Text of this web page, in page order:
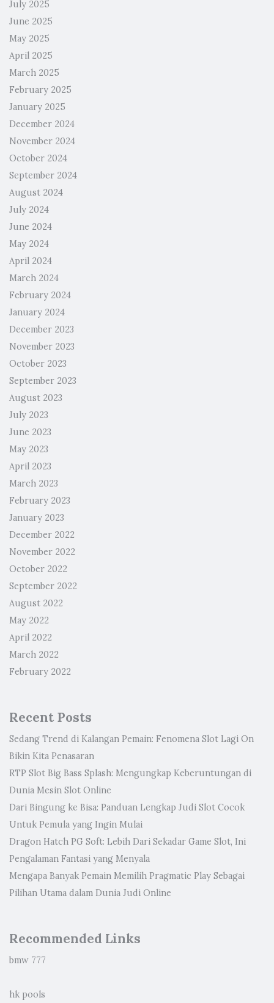
July 2025
June 2025
May 2025
April 2025
March 2025
February 2025
January 2025
December 2024
November 2024
October 2024
September 2024
August 2024
July 2024
June 2024
May 2024
April 2024
March 2024
February 2024
January 2024
December 2023
November 2023
October 2023
September 2023
August 2023
July 2023
June 2023
May 2023
April 2023
March 2023
February 2023
January 2023
December 2022
November 2022
October 2022
September 2022
August 2022
May 2022
April 2022
March 2022
February 2022
Recent Posts
Sedang Trend di Kalangan Pemain: Fenomena Slot Lagi On
Bikin Kita Penasaran
RTP Slot Big Bass Splash: Mengungkap Keberuntungan di
Dunia Mesin Slot Online
Dari Bingung ke Bisa: Panduan Lengkap Judi Slot Cocok
Untuk Pemula yang Ingin Mulai
Dragon Hatch PG Soft: Lebih Dari Sekadar Game Slot, Ini
Pengalaman Fantasi yang Menyala
Mengapa Banyak Pemain Memilih Pragmatic Play Sebagai
Pilihan Utama dalam Dunia Judi Online
Recommended Links
bmw 777
hk pools